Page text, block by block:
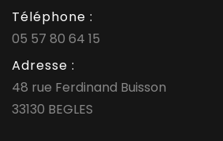
Téléphone :
05 57 80 64 15
Adresse :
48 rue Ferdinand Buisson
33130 BEGLES